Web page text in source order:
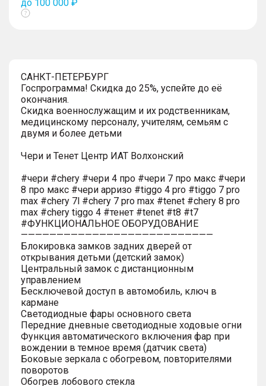
до 100 000 ₽
Показать
САНКТ-ПЕТЕРБУРГ
Госпрограмма! Скидка до 25%, успейте до её
окончания.
Скидка военнослужащим и их родственникам,
медицинскому персоналу, учителям, семьям с
двумя и более детьми
Чери и Тенет Центр ИАТ Волхонский
#чери #chery #чери 4 про #чери 7 про макс #чери
8 про макс #чери арризо #tiggo 4 pro #tiggo 7 pro
max #chery 7l #chery 7 pro max #tenet #chery 8 pro
max #chery tiggo 4 #тенет #tenet #t8 #t7
#ФУНКЦИОНАЛЬНОЕ ОБОРУДОВАНИЕ
———————————————————————————
Блокировка замков задних дверей от
открывания детьми (детский замок)
Центральный замок с дистанционным
управлением
Бесключевой доступ в автомобиль, ключ в
кармане
Светодиодные фары основного света
Передние дневные светодиодные ходовые огни
Функция автоматического включения фар при
вождении в темное время (датчик света)
Боковые зеркала с обогревом, повторителями
поворотов
Обогрев лобового стекла